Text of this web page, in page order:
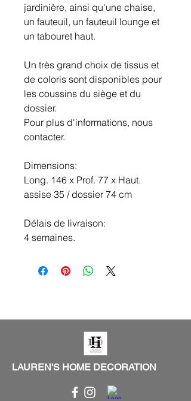
jardinière, ainsi qu'une chaise,
un fauteuil, un fauteuil lounge et
un tabouret haut.
Un très grand choix de tissus et
de coloris sont disponibles pour
les coussins du siège et du
dossier.
Pour plus d'informations, nous
contacter.
Dimensions:
Long. 146 x Prof. 77 x Haut.
assise 35 / dossier 74 cm
Délais de livraison:
4 semaines.
LAUREN'S HOME DECORATION